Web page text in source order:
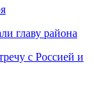
главу района
с Россией и